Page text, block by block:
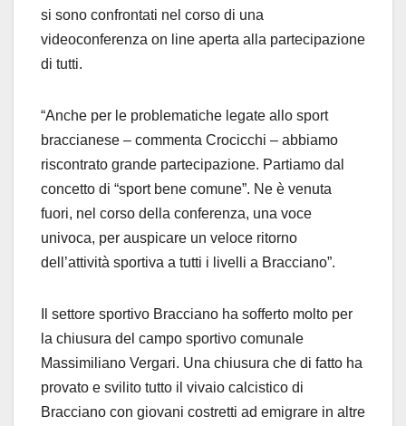
si sono confrontati nel corso di una
videoconferenza on line aperta alla partecipazione
di tutti.
“Anche per le problematiche legate allo sport
braccianese – commenta Crocicchi – abbiamo
riscontrato grande partecipazione. Partiamo dal
concetto di “sport bene comune”. Ne è venuta
fuori, nel corso della conferenza, una voce
univoca, per auspicare un veloce ritorno
dell’attività sportiva a tutti i livelli a Bracciano”.
Il settore sportivo Bracciano ha sofferto molto per
la chiusura del campo sportivo comunale
Massimiliano Vergari. Una chiusura che di fatto ha
provato e svilito tutto il vivaio calcistico di
Bracciano con giovani costretti ad emigrare in altre